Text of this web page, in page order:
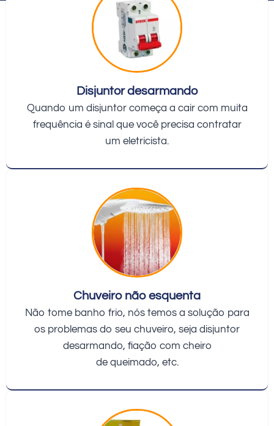
Disjuntor desarmando
Quando um disjuntor começa a cair com muita
frequência é sinal que você precisa contratar
um eletricista.
Chuveiro não esquenta
Não tome banho frio, nós temos a solução para
os problemas do seu chuveiro, seja disjuntor
desarmando, fiação com cheiro
de queimado, etc.